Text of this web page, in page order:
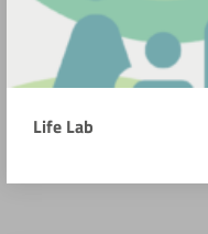
Life Lab